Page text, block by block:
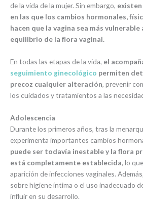
de la vida de la mujer. Sin embargo,
en las que los cambios hormonales,
hacen que la vagina sea más
equilibrio de la flora vaginal.
En todas las etapas de la vida, el
seguimiento ginecológico permiten
precoz cualquier alteración, prevenir
los cuidados y tratamientos a las
Adolescencia
Durante los primeros años, tras la
experimenta importantes cambios
puede ser todavía inestable y la flora
está completamente establecida, lo
aparición de infecciones vaginales.
sobre higiene íntima o el uso inadecuado
influir en su desarrollo.